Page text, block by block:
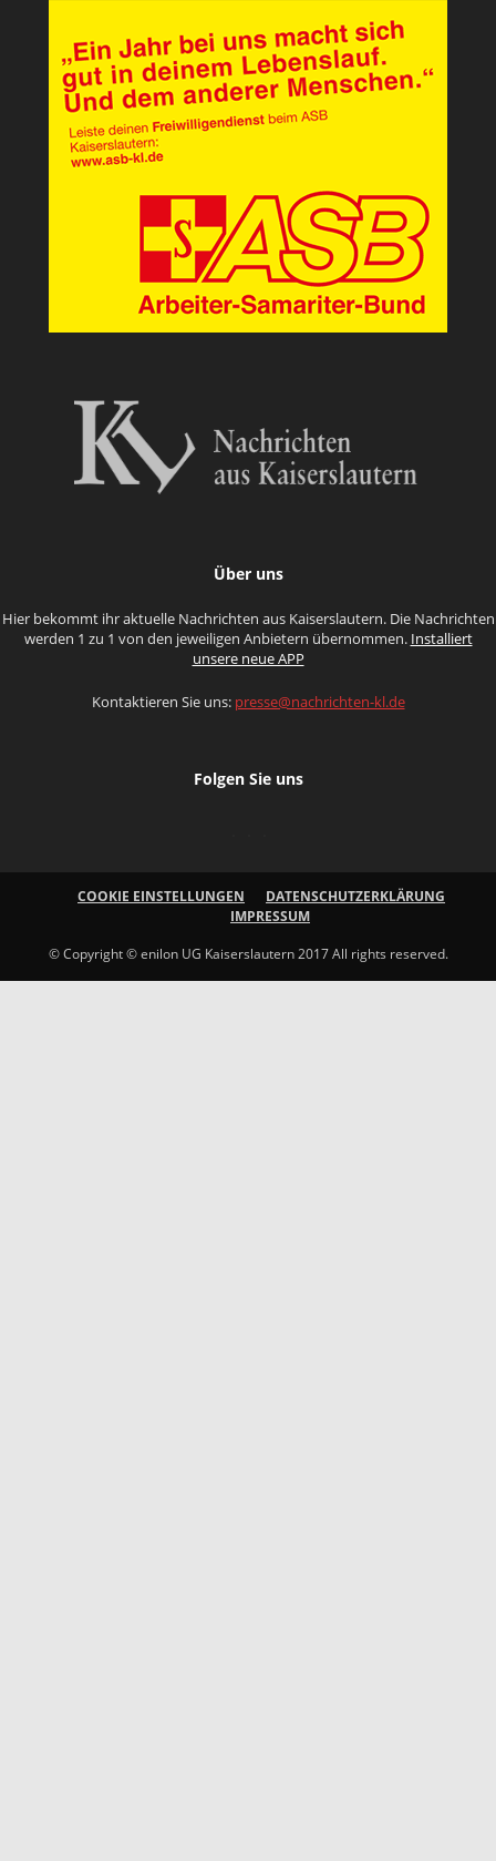
Über uns
Hier bekommt ihr aktuelle Nachrichten aus Kaiserslautern. Die Nachrichten
werden 1 zu 1 von den jeweiligen Anbietern übernommen. Installiert
unsere neue APP
Kontaktieren Sie uns: presse@nachrichten-kl.de
Folgen Sie uns
COOKIE EINSTELLUNGEN
DATENSCHUTZERKLÄRUNG
IMPRESSUM
© Copyright © enilon UG Kaiserslautern 2017 All rights reserved.